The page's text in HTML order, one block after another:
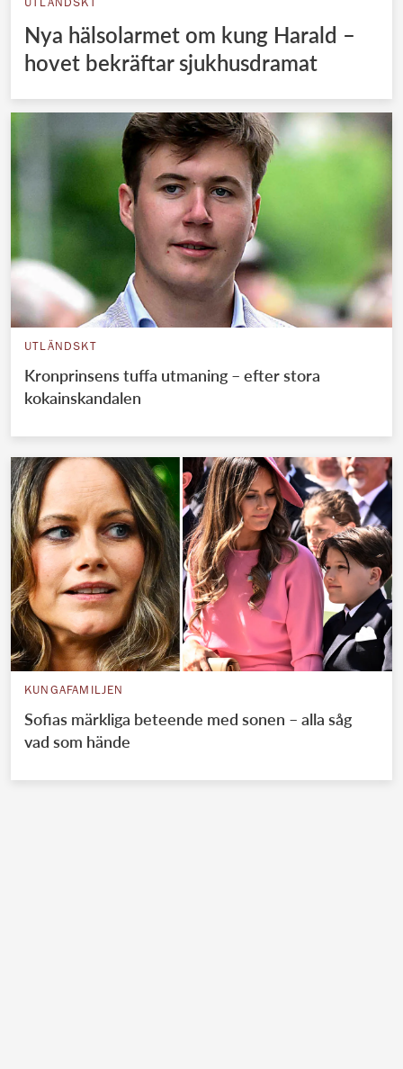
UTLÄNDSKT
Nya hälsolarmet om kung Harald –
hovet bekräftar sjukhusdramat
UTLÄNDSKT
Kronprinsens tuffa utmaning – efter stora
kokainskandalen
KUNGAFAMILJEN
Sofias märkliga beteende med sonen – alla såg
vad som hände